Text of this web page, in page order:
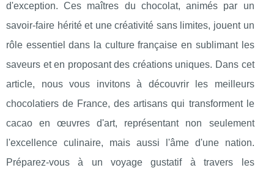
d'exception. Ces maîtres du chocolat, animés par un
savoir-faire hérité et une créativité sans limites, jouent un
rôle essentiel dans la culture française en sublimant les
saveurs et en proposant des créations uniques. Dans cet
article, nous vous invitons à découvrir les meilleurs
chocolatiers de France, des artisans qui transforment le
cacao en œuvres d'art, représentant non seulement
l'excellence culinaire, mais aussi l'âme d'une nation.
Préparez-vous à un voyage gustatif à travers les